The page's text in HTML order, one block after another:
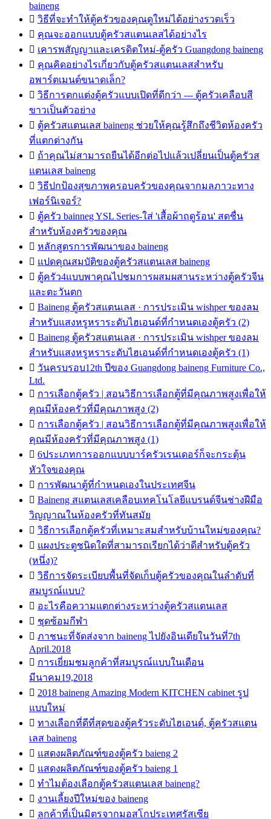
baineng
 วิธีที่จะทำให้ตู้ครัวของคุณดูใหม่ได้อย่างรวดเร็ว
 คุณจะออกแบบตู้ครัวสแตนเลสได้อย่างไร
 เคารพสัญญาและเครดิตใหม่-ตู้ครัว Guangdong baineng
 คุณคิดอย่างไรเกี่ยวกับตู้ครัวสแตนเลสสำหรับ
อพาร์ตเมนต์ขนาดเล็ก?
 วิธีการตกแต่งตู้ครัวแบบเปิดที่ดีกว่า --- ตู้ครัวเคลือบสี
ขาวเป็นตัวอย่าง
 ตู้ครัวสแตนเลส baineng ช่วยให้คุณรู้สึกถึงชีวิตห้องครัว
ที่แตกต่างกัน
 ถ้าคุณไม่สามารถยืนได้อีกต่อไปแล้วเปลี่ยนเป็นตู้ครัวส
แตนเลส baineng
 วิธีปกป้องสุขภาพครอบครัวของคุณจากมลภาวะทาง
เฟอร์นิเจอร์?
 ตู้ครัว bainneg YSL Series-ใส่ 'เสื้อผ้าฤดูร้อน' สดชื่น
สำหรับห้องครัวของคุณ
 หลักสูตรการพัฒนาของ baineng
 แปดคุณสมบัติของตู้ครัวสแตนเลส baineng
 ตู้ครัว4แบบพาคุณไปชมการผสมผสานระหว่างตู้ครัวจีน
และตะวันตก
 Baineng ตู้ครัวสแตนเลส · การประเมิน wishper ของลม
สำหรับแสงหรูหราระดับไฮเอนด์ที่กำหนดเองตู้ครัว (2)
 Baineng ตู้ครัวสแตนเลส · การประเมิน wishper ของลม
สำหรับแสงหรูหราระดับไฮเอนด์ที่กำหนดเองตู้ครัว (1)
 วันครบรอบ12th ปีของ Guangdong baineng Furniture Co.,
Ltd.
 การเลือกตู้ครัว | สอนวิธีการเลือกตู้ที่มีคุณภาพสูงเพื่อให้
คุณมีห้องครัวที่มีคุณภาพสูง (2)
 การเลือกตู้ครัว | สอนวิธีการเลือกตู้ที่มีคุณภาพสูงเพื่อให้
คุณมีห้องครัวที่มีคุณภาพสูง (1)
 6ประเภทการออกแบบบาร์ครัวเรนเดอร์ก็จะกระตุ้น
หัวใจของคุณ
 การพัฒนาตู้ที่กำหนดเองในประเทศจีน
 Baineng สแตนเลสเคลือบเทคโนโลยีแบรนด์จีนช่างฝีมือ
วิญญาณในห้องครัวที่ทันสมัย
 วิธีการเลือกตู้ครัวที่เหมาะสมสำหรับบ้านใหม่ของคุณ?
 แผงประตูชนิดใดที่สามารถเรียกได้ว่าดีสำหรับตู้ครัว
(หนึ่ง)?
 วิธีการจัดระเบียบพื้นที่จัดเก็บตู้ครัวของคุณในลำดับที่
สมบูรณ์แบบ?
 อะไรคือความแตกต่างระหว่างตู้ครัวสแตนเลส
 ชุดซ้อมกีฬา
 ภาชนะที่จัดส่งจาก baineng ไปยังอินเดียในวันที่7th
April.2018
 การเยี่ยมชมลูกค้าที่สมบูรณ์แบบในเดือน
มีนาคม19,2018
 2018 baineng Amazing Modern KITCHEN cabinet รูป
แบบใหม่
 ทางเลือกที่ดีที่สุดของตู้ครัวระดับไฮเอนด์, ตู้ครัวสแตน
เลส baineng
 แสดงผลิตภัณฑ์ของตู้ครัว baieng 2
 แสดงผลิตภัณฑ์ของตู้ครัว baieng 1
 ทำไมต้องเลือกตู้ครัวสแตนเลส baineng?
 งานเลี้ยงปีใหม่ของ baineng
 ลูกค้าที่เป็นมิตรจากมอสโกประเทศรัสเซีย